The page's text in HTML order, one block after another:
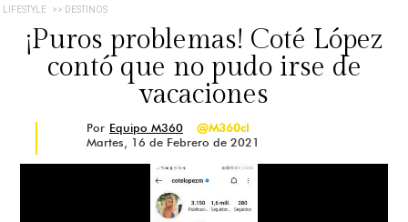
LIFESTYLE >> DESTINOS
¡Puros problemas! Coté López
contó que no pudo irse de
vacaciones
Por Equipo M360
@M360cl
Martes, 16 de Febrero de 2021